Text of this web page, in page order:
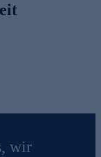
wir